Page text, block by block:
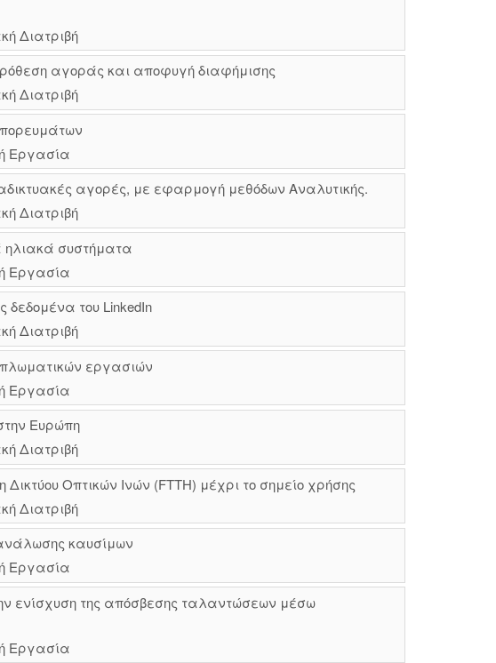
Διατριβή
αγοράς και αποφυγή διαφήμισης
Διατριβή
Εργασία
αγορές, με εφαρμογή μεθόδων Αναλυτικής.
Διατριβή
συστήματα
Εργασία
δεδομένα του LinkedIn
Διατριβή
εργασιών
Εργασία
Ευρώπη
Διατριβή
Οπτικών Ινών (FTTH) μέχρι το σημείο χρήσης
Διατριβή
καυσίμων
Εργασία
ενίσχυση της απόσβεσης ταλαντώσεων μέσω
Εργασία